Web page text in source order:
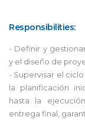
Responsibilities:
- Definir y
y el diseño de
- Supervisar el
la planificación
hasta la
entrega final,